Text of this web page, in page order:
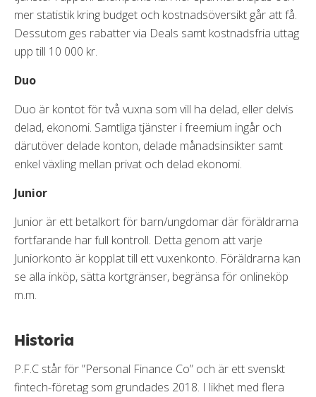
mer statistik kring budget och kostnadsöversikt går att få.
Dessutom ges rabatter via Deals samt kostnadsfria uttag
upp till 10 000 kr.
Duo
Duo är kontot för två vuxna som vill ha delad, eller delvis
delad, ekonomi. Samtliga tjänster i freemium ingår och
därutöver delade konton, delade månadsinsikter samt
enkel växling mellan privat och delad ekonomi.
Junior
Junior är ett betalkort för barn/ungdomar där föräldrarna
fortfarande har full kontroll. Detta genom att varje
Juniorkonto är kopplat till ett vuxenkonto. Föräldrarna kan
se alla inköp, sätta kortgränser, begränsa för onlineköp
m.m.
Historia
P.F.C står för ”Personal Finance Co” och är ett svenskt
fintech-företag som grundades 2018. I likhet med flera